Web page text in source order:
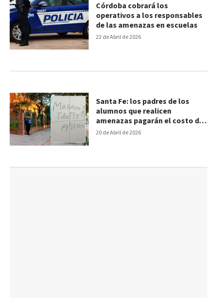
22 de Abril de 2026
Córdoba cobrará los
operativos a los responsables
de las amenazas en escuelas
20 de Abril de 2026
Santa Fe: los padres de los
alumnos que realicen
amenazas pagarán el costo de
los operativos